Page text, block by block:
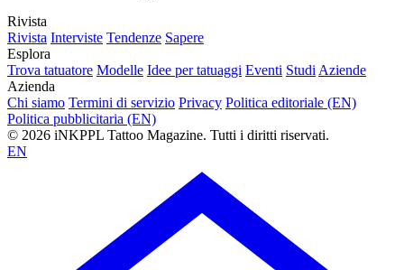
Rivista
Rivista Interviste Tendenze Sapere
Esplora
Trova tatuatore Modelle Idee per tatuaggi Eventi StudiAziende
Azienda
Chi siamo Termini di servizio Privacy Politica editoriale (EN)
Politica pubblicitaria (EN)
© 2026 iNKPPL Tattoo Magazine. Tutti i diritti riservati.
EN